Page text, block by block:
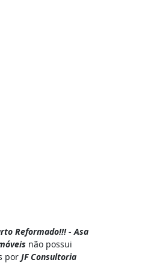
Reformado!!! - Asa
não possui
por JF Consultoria